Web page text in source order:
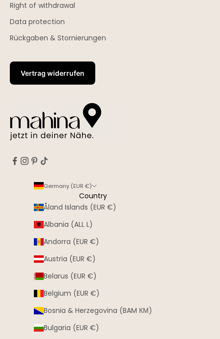
Right of withdrawal
Data protection
Rückgaben & Stornierungen
Vertrag widerrufen
Germany (EUR €)
Country
Åland Islands (EUR €)
Albania (ALL L)
Andorra (EUR €)
Austria (EUR €)
Belarus (EUR €)
Belgium (EUR €)
Bosnia & Herzegovina (BAM КМ)
Bulgaria (EUR €)